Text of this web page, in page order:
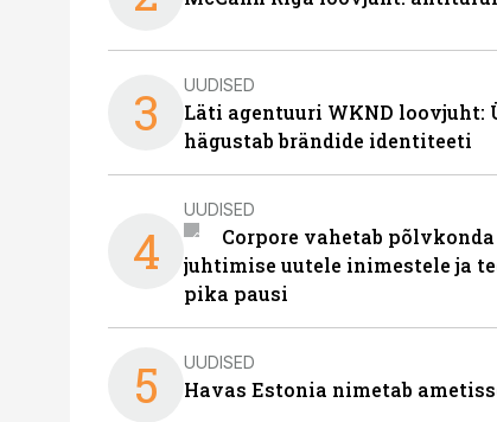
3 UUDISED
Läti agentuuri WKND loovjuht:
hägustab brändide identiteeti
4
UUDISED
Corpore vahetab
juhtimise uutele inimestele ja
pika pausi
5 UUDISED
Havas Estonia nimetab